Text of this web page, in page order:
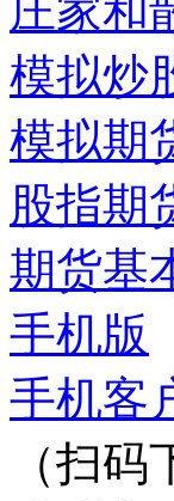
庄家和
模拟炒
模拟期
股指期
期货基
手机版
手机客
（扫码